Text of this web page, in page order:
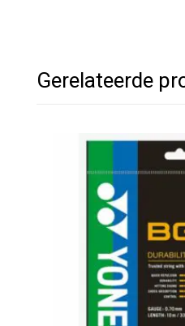
Gerelateerde